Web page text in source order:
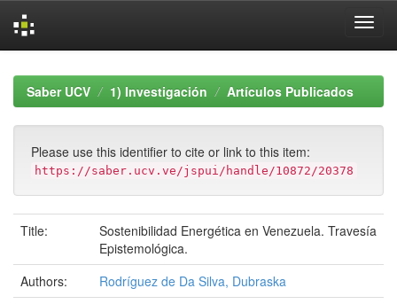
navigationSaber UCV 1) Investigación Artículos Publicados
Please use this identifier to cite or link to this item:
https://saber.ucv.ve/jspui/handle/10872/20378
Title:
Sostenibilidad Energética en Venezuela. Travesía
Epistemológica.
Authors:
Rodríguez de Da Silva, Dubraska